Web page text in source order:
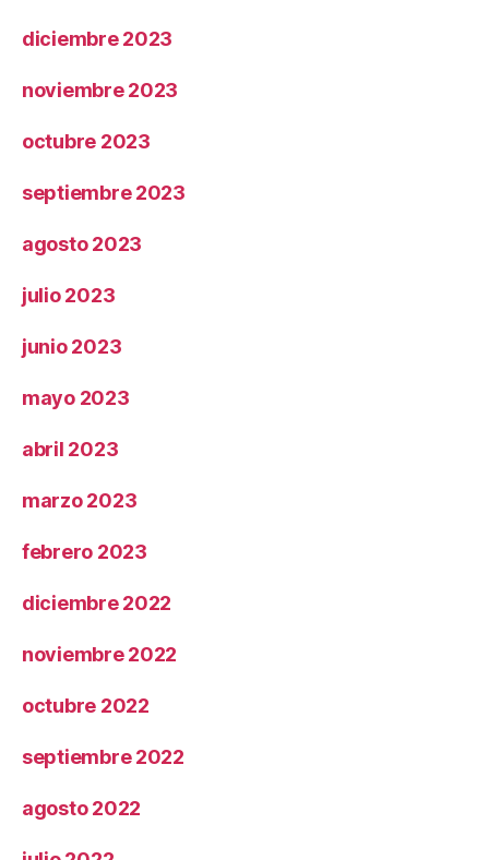
diciembre 2023
noviembre 2023
octubre 2023
septiembre 2023
agosto 2023
julio 2023
junio 2023
mayo 2023
abril 2023
marzo 2023
febrero 2023
diciembre 2022
noviembre 2022
octubre 2022
septiembre 2022
agosto 2022